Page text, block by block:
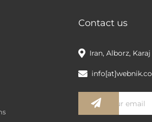
Contact us
Iran, Alborz, Karaj
info[at]webnik.co